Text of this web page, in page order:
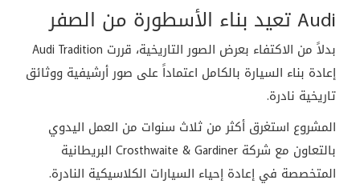
Audi تعيد بناء الأسطورة من الصفر
بدلاً من الاكتفاء بعرض الصور التاريخية، قررت Audi Tradition
إعادة بناء السيارة بالكامل اعتماداً على صور أرشيفية ووثائق
تاريخية نادرة.
المشروع استغرق أكثر من ثلاث سنوات من العمل اليدوي
بالتعاون مع شركة Crosthwaite & Gardiner البريطانية
المتخصصة في إعادة إحياء السيارات الكلاسيكية النادرة.